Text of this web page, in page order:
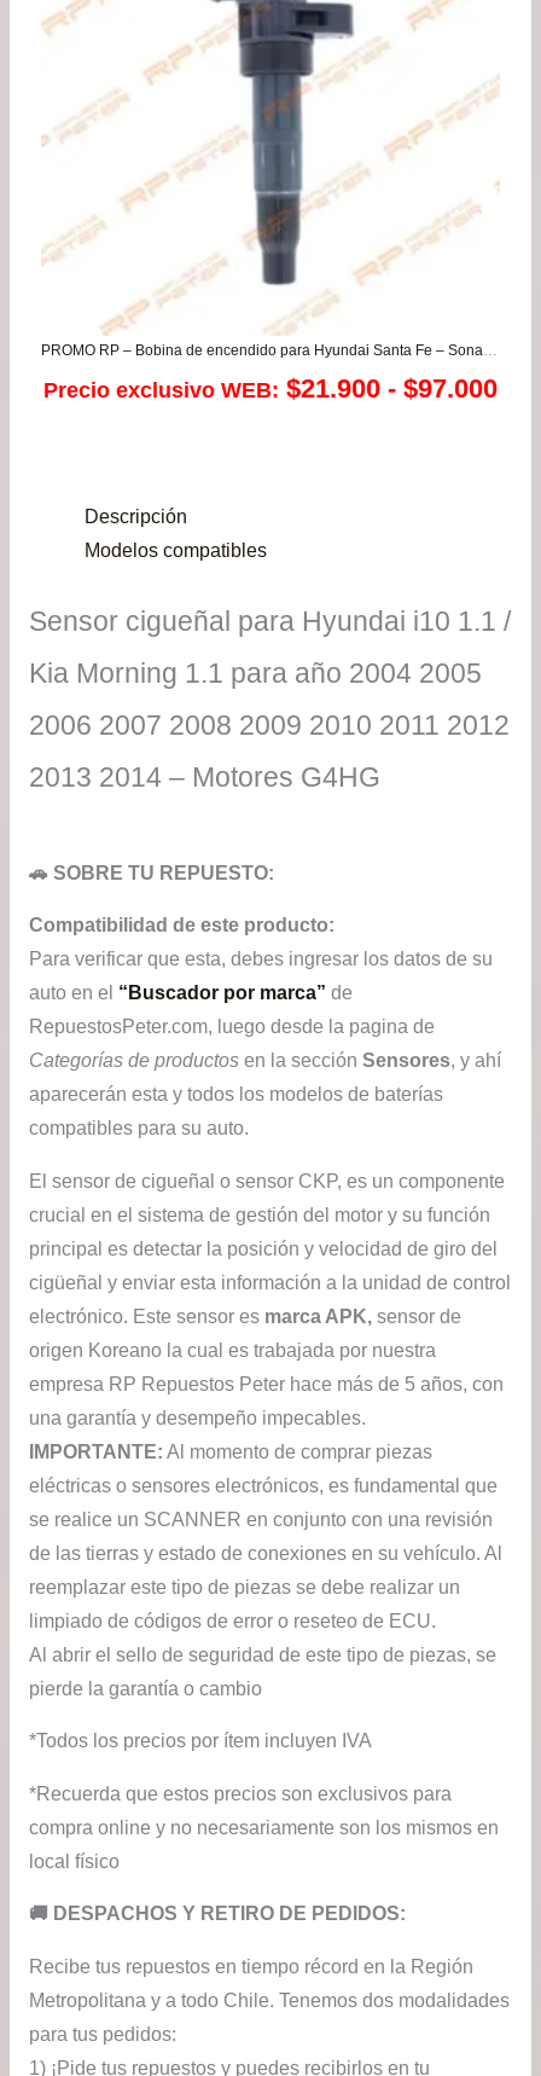
PROMO RP – Bobina de encendido para Hyundai Santa Fe – Sonata – Tucson / Kia K5 – Koup – Optima – Sorento – Sportage
Precio exclusivo WEB: $21.900 - $97.000
Descripción
Modelos compatibles
Sensor cigueñal para Hyundai i10 1.1 /
Kia Morning 1.1 para año 2004 2005
2006 2007 2008 2009 2010 2011 2012
2013 2014 – Motores G4HG
🚗 SOBRE TU REPUESTO:
Compatibilidad de este producto:
Para verificar que esta, debes ingresar los datos de su
auto en el “Buscador por marca” de
RepuestosPeter.com, luego desde la pagina de
Categorías de productosen la sección Sensores, y ahí
aparecerán esta y todos los modelos de baterías
compatibles para su auto.
El sensor de cigueñal o sensor CKP, es un componente
crucial en el sistema de gestión del motor y su función
principal es detectar la posición y velocidad de giro del
cigüeñal y enviar esta información a la unidad de control
electrónico. Este sensor es marca APK, sensor de
origen Koreano la cual es trabajada por nuestra
empresa RP Repuestos Peter hace más de 5 años, con
una garantía y desempeño impecables.
IMPORTANTE: Al momento de comprar piezas
eléctricas o sensores electrónicos, es fundamental que
se realice un SCANNER en conjunto con una revisión
de las tierras y estado de conexiones en su vehículo. Al
reemplazar este tipo de piezas se debe realizar un
limpiado de códigos de error o reseteo de ECU.
Al abrir el sello de seguridad de este tipo de piezas, se
pierde la garantía o cambio
*Todos los precios por ítem incluyen IVA
*Recuerda que estos precios son exclusivos para
compra online y no necesariamente son los mismos en
local físico
​🚚​ DESPACHOS Y RETIRO DE PEDIDOS:
Recibe tus repuestos en tiempo récord en la Región
Metropolitana y a todo Chile. Tenemos dos modalidades
para tus pedidos:
1) ¡Pide tus repuestos y puedes recibirlos en tu